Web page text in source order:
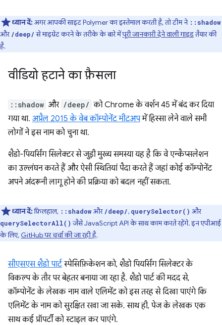
ध्यान दें:अगर आपकी साइट Polymer का इस्तेमाल करती है, तो टीम ने ::shadow
और /deep/से माइग्रेट करने के तरीके के बारे मेंपूरी जानकारी देने वाली गाइडतैयार की
है.
वीडियो हटाने का फ़ैसला
::shadow और /deep/ को Chrome के वर्शन 45 में बंद कर दिया
गया था. अप्रैल 2015 के वेब कॉम्पोनेंट मीटअपमें हिस्सा लेने वाले सभी
लोगों ने इस नाम को चुना था.
शैडो-पियर्सिंग सिलेक्टर से जुड़ी मुख्य समस्या यह है कि वे एन्कैप्सलेशन
का उल्लंघन करते हैं और ऐसी स्थितियां पैदा करते हैं जहां कोई कॉम्पोनेंट
अपने अंदरूनी लागू होने की प्रक्रिया को बदल नहीं सकता.
ध्यान दें:फ़िलहाल, ::shadowऔर /deep/, querySelector() और
querySelectorAll() जैसे JavaScript API के साथ काम करते रहेंगे. इन एपीआई
के लिए, GitHub पर चर्चा की जा रही है.
सीएसएस शैडो पार्टस्पेसिफ़िकेशन को, शैडो पियर्सिंग सिलेक्टर के
विकल्प के तौर पर बेहतर बनाया जा रहा है. शैडो पार्ट की मदद से,
कॉम्पोनेंट के लेखक नाम वाले एलिमेंट को इस तरह से दिखा पाएंगे कि
एलिमेंट के नाम को सुरक्षित रखा जा सके. साथ ही, पेज के लेखक एक
साथ कई प्रॉपर्टी को स्टाइल कर पाएंगे.